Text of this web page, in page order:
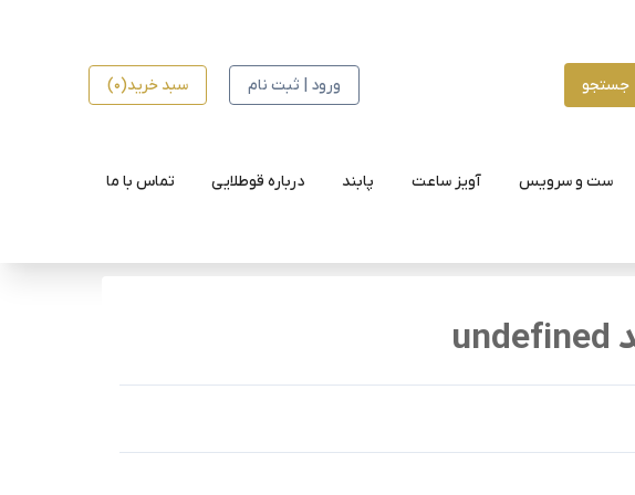
جستجو ورود | ثبت نام سبد خرید(0)
ست و سرویس آویز ساعت پابند درباره قوطلایی تماس با ما